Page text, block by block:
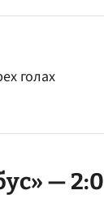
голах
— 2:0